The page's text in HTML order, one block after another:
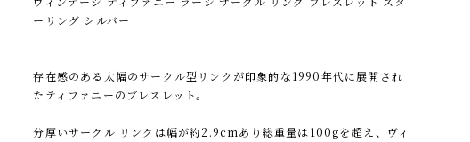
ーリング シルバー
存在感のある太幅のサークル型リンクが印象的な1990年代に展開され
たティファニーのブレスレット。
分厚いサークル リンクは幅が約2.9cmあり総重量は100gを超え、ヴィ